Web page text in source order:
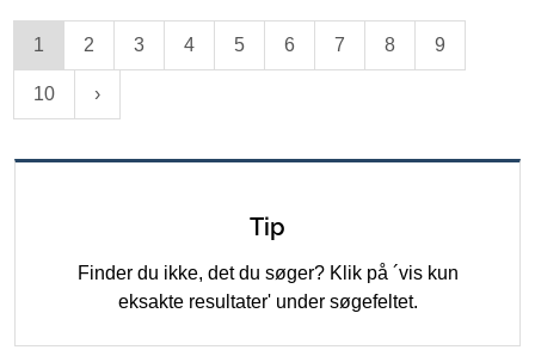
1 2 3 4 5 6 7 8 9
10
Tip
Finder du ikke, det du søger? Klik på ´vis kun
eksakte resultater' under søgefeltet.